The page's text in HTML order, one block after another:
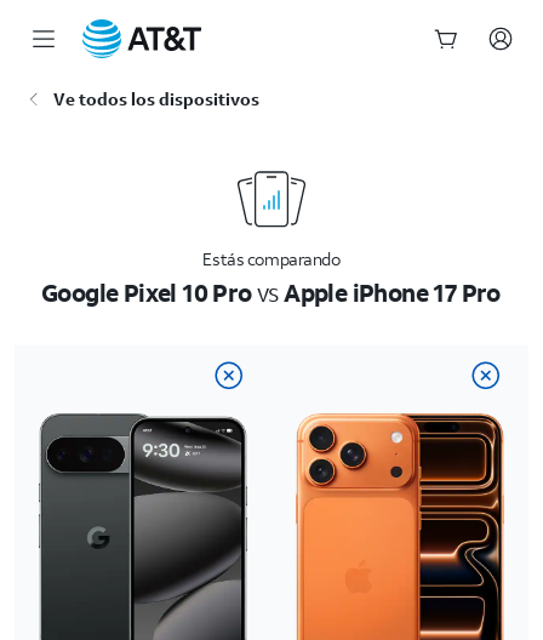
Ve todos los dispositivos
Estás comparando
Google Pixel 10 ProvsApple iPhone 17 Pro